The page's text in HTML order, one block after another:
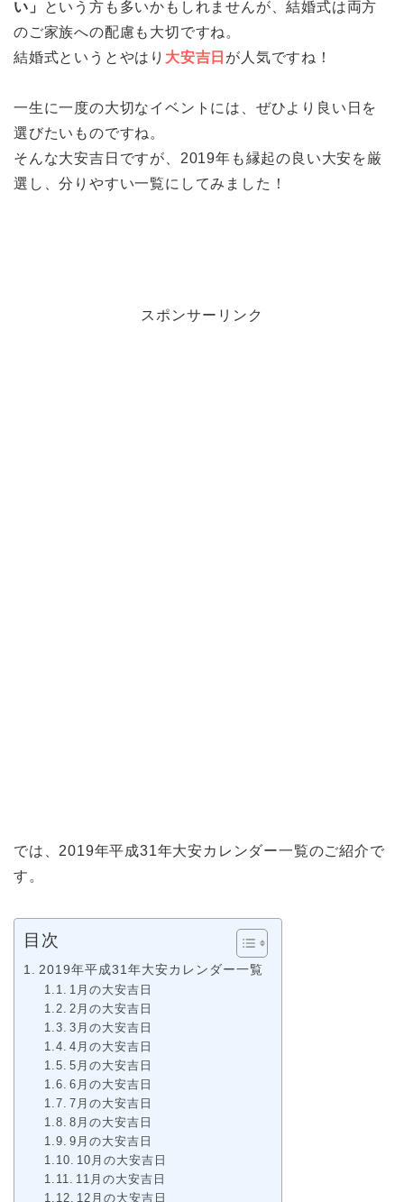
い」
という方も多いかもしれませんが、結婚式は両方
のご家族への配慮も大切ですね。
結婚式というとやはり 大安吉日 が人気ですね！
一生に一度の大切なイベントには、ぜひより良い日を
選びたいものですね。
そんな大安吉日ですが、2019年も縁起の良い大安を厳
選し、分りやすい一覧にしてみました！
スポンサーリンク
では、2019年平成31年大安カレンダー一覧のご紹介で
す。
目次
2019年平成31年大安カレンダー一覧
1月の大安吉日
2月の大安吉日
3月の大安吉日
4月の大安吉日
5月の大安吉日
6月の大安吉日
7月の大安吉日
8月の大安吉日
9月の大安吉日
10月の大安吉日
11月の大安吉日
12月の大安吉日